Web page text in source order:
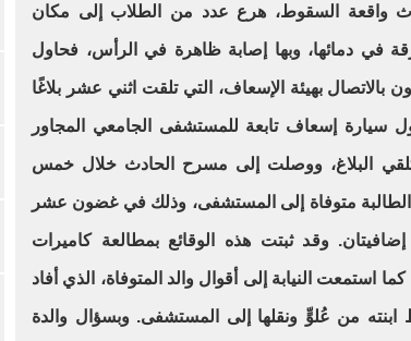
واقعة السقوط، هرع عدد من الطلاب إلى مكان
في دمائها، وبها إصابة ظاهرة في الرأس، فحاول
بالاتصال بهيئة الإسعاف، التي تلقت اثني عشر بلاغًا
سيارة إسعاف تابعة للمستشفى الجامعي المجاور
تلقي البلاغ، ووصلت إلى مسرح الحادث خلال خمس
متوفاة إلى المستشفى، وذلك في غضون عشر
إضافيتان. وقد ثبتت هذه الوقائع بمطالعة كاميرات
استمعت النيابة إلى أقوال والد المتوفاة، الذي أفاد
ابنته من عُلوٍّ ونقلها إلى المستشفى. وبسؤال والدة